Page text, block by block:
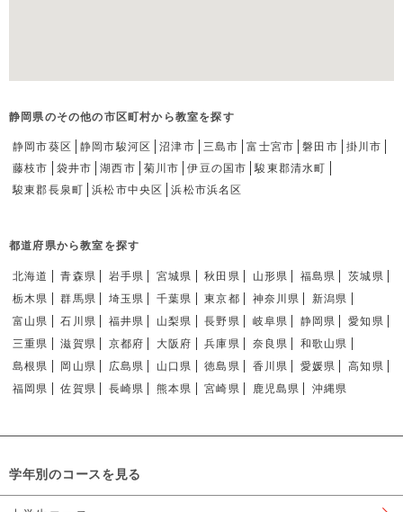
静岡県のその他の市区町村から教室を探す
静岡市葵区 静岡市駿河区 沼津市 三島市 富士宮市 磐田市
掛川市
藤枝市
袋井市 湖西市 菊川市 伊豆の国市
駿東郡清水町
駿東郡長泉町
浜松市中央区 浜松市浜名区
都道府県から教室を探す
北海道 青森県 岩手県 宮城県 秋田県 山形県 福島県
茨城県
栃木県
群馬県 埼玉県 千葉県 東京都 神奈川県
新潟県
富山県
石川県 福井県 山梨県 長野県 岐阜県 静岡県
愛知県
三重県
滋賀県 京都府 大阪府 兵庫県 奈良県
和歌山県
島根県
岡山県 広島県 山口県 徳島県 香川県 愛媛県
高知県
福岡県
佐賀県 長崎県 熊本県 宮崎県 鹿児島県 沖縄県
学年別のコースを見る